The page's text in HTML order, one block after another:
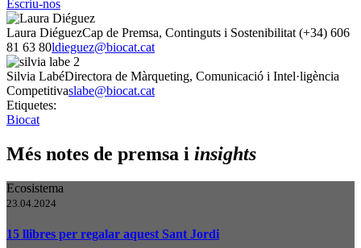
Escriu-nos
Laura DiéguezCap de Premsa, Continguts i Sostenibilitat (+34) 606
81 63 80ldieguez@biocat.cat
Silvia LabéDirectora de Màrqueting, Comunicació i Intel·ligència
Competitivaslabe@biocat.cat
Etiquetes:
Biocat
Més notes de premsa i insights
Ecosistema
23.04.2024
15 llibres per regalar aquest Sant Jordi